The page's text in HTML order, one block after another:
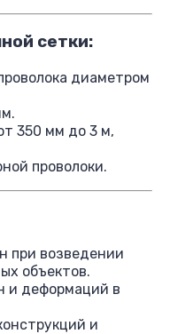
сетки:
диаметром
350 мм до 3 м,
проволоки.
при возведении
объектов.
и деформаций в
и